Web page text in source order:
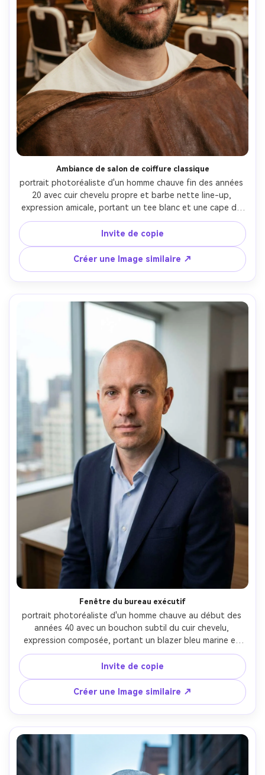
Ambiance de salon de coiffure classique
portrait photoréaliste d'un homme chauve fin des années
20 avec cuir chevelu propre et barbe nette line-up,
expression amicale, portant un tee blanc et une cape de
coiffeur vintage drapée sur les épaules, intérieur de salon
de coiffure classique avec miroirs et bois chaud, lumière
clé tungstène avec remplissage doux, Sony A7IV, 85mm
f/1.8, encadrement poitrine, angle haut léger, humeur
confiante accessible, pores réalistes, haute résolution,
mise au point nette, classement chaud comme un film-AR
4:5
Invite de copie
Créer une Image similaire ↗
Fenêtre du bureau exécutif
portrait photoréaliste d'un homme chauve au début des
années 40 avec un bouchon subtil du cuir chevelu,
expression composée, portant un blazer bleu marine et
une chemise à col ouvert, bureau moderne avec une
grande fenêtre derrière et flou de la ville, lumière douce
de la fenêtre plus remplissage réflecteur, Nikon Z6 II,
85mm f/1.4, encadrement tête et épaules, angle au
niveau des yeux, humeur professionnelle polie, texture de
peau réaliste, haute résolution, mise au point nette,
qualité neutre propre-AR 4:5
Invite de copie
Créer une Image similaire ↗